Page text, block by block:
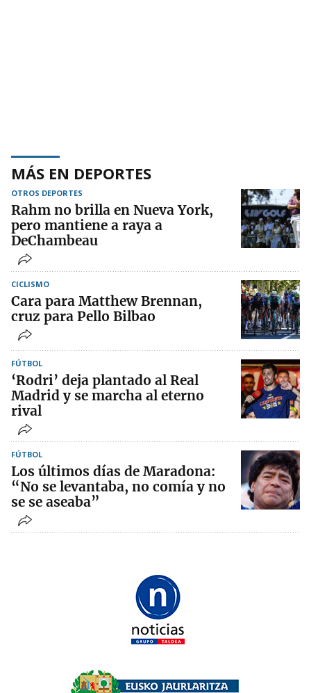
MÁS EN DEPORTES
OTROS DEPORTES
Rahm no brilla en Nueva York,
pero mantiene a raya a
DeChambeau
CICLISMO
Cara para Matthew Brennan,
cruz para Pello Bilbao
FÚTBOL
‘Rodri’ deja plantado al Real
Madrid y se marcha al eterno
rival
FÚTBOL
Los últimos días de Maradona:
“No se levantaba, no comía y no
se se aseaba”